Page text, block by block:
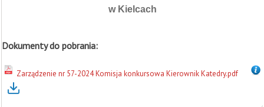
w Kielcach
Dokumenty do pobrania:
Zarządzenie nr 57-2024 Komisja konkursowa Kierownik Katedry.pdf